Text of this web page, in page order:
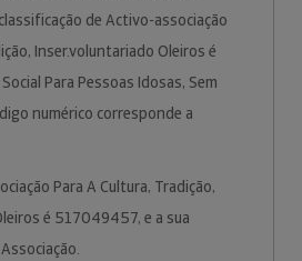
de Activo-associação
Inser.voluntariado Oleiros é
Para Pessoas Idosas, Sem
numérico corresponde a
Para A Cultura, Tradição,
é 517049457, e a sua